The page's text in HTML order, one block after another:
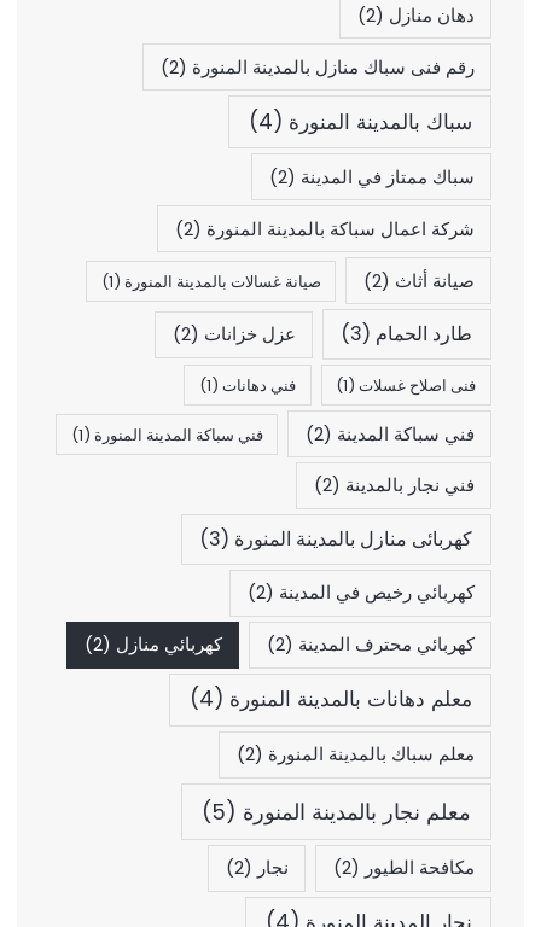
دهان منازل (2)
رقم فنى سباك منازل بالمدينة المنورة (2)
سباك بالمدينة المنورة (4)
سباك ممتاز في المدينة (2)
شركة اعمال سباكة بالمدينة المنورة (2)
صيانة أثاث (2) صيانة غسالات بالمدينة المنورة (1)
طارد الحمام (3) عزل خزانات (2)
فنى اصلاح غسلات(1) فني دهانات (1)
فني سباكة المدينة (2) فني سباكة المدينة المنورة (1)
فني نجار بالمدينة (2)
كهربائى منازل بالمدينة المنورة (3)
كهربائي رخيص في المدينة (2)
كهربائي محترف المدينة (2) كهربائي منازل (2)
معلم دهانات بالمدينة المنورة (4)
معلم سباك بالمدينة المنورة (2)
معلم نجار بالمدينة المنورة (5)
مكافحة الطيور (2) نجار (2)